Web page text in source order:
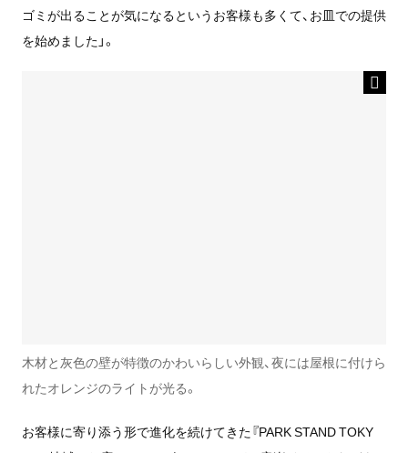
ゴミが出ることが気になるというお客様も多くて、お皿での提供
を始めました」。
木材と灰色の壁が特徴のかわいらしい外観、夜には屋根に付けら
れたオレンジのライトが光る。
お客様に寄り添う形で進化を続けてきた『PARK STAND TOKY